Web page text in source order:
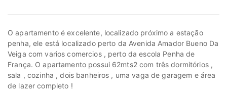
O apartamento é excelente, localizado próximo a estação
penha, ele está localizado perto da Avenida Amador Bueno Da
Veiga com varios comercios , perto da escola Penha de
França. O apartamento possui 62mts2 com três dormitórios ,
sala , cozinha , dois banheiros , uma vaga de garagem e área
de lazer completo !